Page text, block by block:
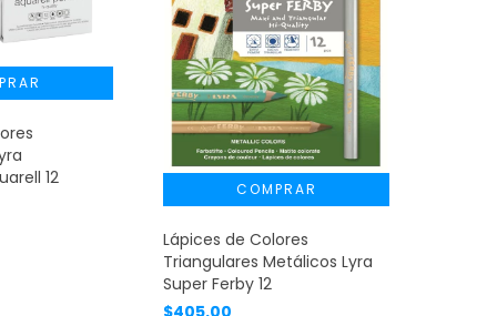
12
Lápices de Colores
Triangulares Metálicos Lyra
Super Ferby 12
$405.00